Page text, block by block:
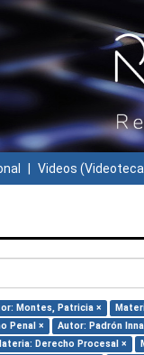
Videos
Montes, Patricia ×
Penal × Autor: Padrón
Derecho Procesal ×